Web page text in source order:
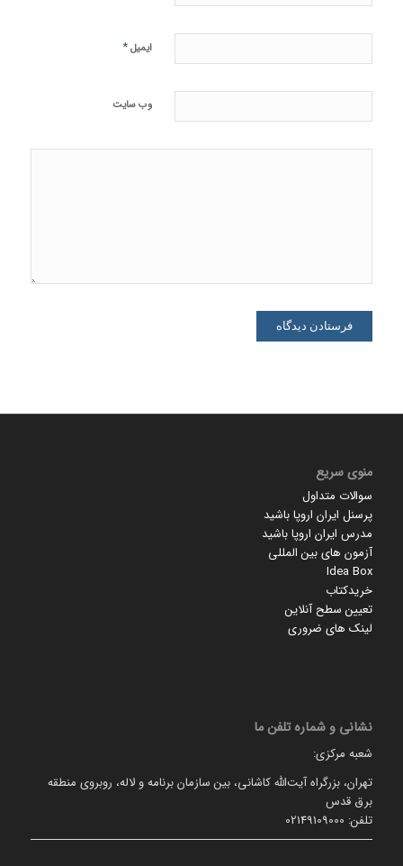
ایمیل*
وب‌ سایت
منوی سریع
سوالات متداول
پرسنل ایران اروپا باشید
مدرس ایران اروپا باشید
آزمون های بین المللی
Idea Box
خریدکتاب
تعیین سطح آنلاین
لینک های ضروری
نشانی و شماره تلفن ما
شعبه مرکزی:
تهران، بزرگراه آیت‌الله کاشانی، بین سازمان برنامه و لاله، روبروی منطقه
برق قدس
تلفن: 02149109000